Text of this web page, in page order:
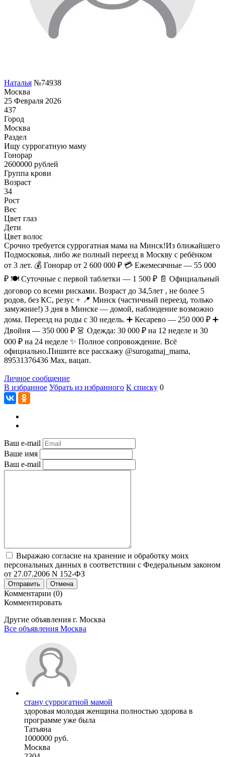
Наталья №74938
Москва
25 Февраля 2026
437
Город
Москва
Раздел
Ищу суррогатную маму
Гонoрар
2600000 рублей
Группа крови
Возраст
34
Рост
Вес
Цвет глаз
Дети
Цвет волос
Срочно требуется суррогатная мама на Минск!Из ближайшего
Подмосковья, либо же полный переезд в Москву с ребёнком
от 3 лет. 💰 Гонорар от 2 600 000 ₽ 💳 Ежемесячные — 55 000
₽ 🍽 Суточные с первой таблетки — 1 500 ₽ 📄 Официальный
договор со всеми рисками. Возраст до 34,5лет , не более 5
родов, без КС, резус + 📍 Минск (частичный переезд, только
замужние!) 3 дня в Минске — домой, наблюдение возможно
дома. Переезд на роды с 30 недель. ➕ Кесарево — 250 000 ₽ ➕
Двойня — 350 000 ₽ 👗 Одежда: 30 000 ₽ на 12 неделе и 30
000 ₽ на 24 неделе ✨ Полное сопровождение. Всё
официально.Пишите все расскажу @surogatnaj_mama,
89531376436 Max, вацап.
Личное сообщение
В избранное Убрать из избранного К списку 0
Ваш e-mail
Ваше имя
Ваш e-mail
Выражаю согласие на хранение и обработку моих
персональных данных в соответствии с Федеральным законом
от 27.07.2006 N 152-ФЗ
Отправить Отмена
Комментарии (0)
Комментировать
Другие объявления г. Москва
Все объявления Москва
стану суррогатной мамой
здоровая молодая женщина полностью здорова в
программе уже была
Татьяна
1000000 руб.
Москва